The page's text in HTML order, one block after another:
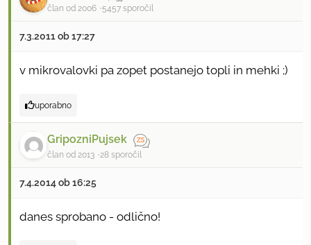
član od 2006 5457 sporočil
7.3.2011 ob 17:27
v mikrovalovki pa zopet postanejo topli in mehki ;)
uporabno
GripozniPujsek
član od 2013 28 sporočil
7.4.2014 ob 16:25
danes sprobano - odlično!